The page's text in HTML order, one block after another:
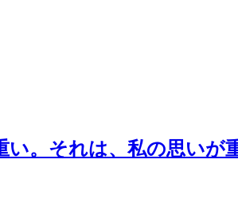
。それは、私の思いが